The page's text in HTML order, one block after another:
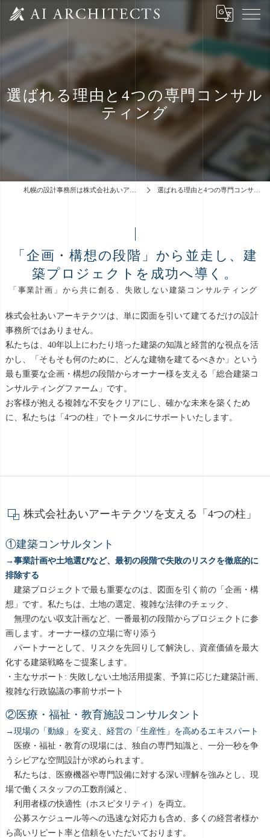
選ばれる理由と4つの専門コンサル
ティング
選ばれる理由と4つの専門コンサルティング
「事業計画」から共に創る、失敗しない建築コンサルティング
「企画・構想の段階」から並走し、建
築プロジェクトを成功へ導く。
株式会社あいアーキテクツは、単に図面を引いて建てるだけの設計
事務所ではありません。
私たちは、40年以上にわたり培った建築の知識と経営的な視点を活
かし、「そもそも何のために、どんな建物を建てるべきか」という
最も重要な企画・構想の段階からオーナー様を支える「総合建築コ
ンサルティングファーム」です。
お客様が抱える複雑な不安をクリアにし、確かな未来を築くため
に、私たちは「4つの柱」でトータルにサポートいたします。
株式会社あいアーキテクツを支える「4つの柱」
①建築コンサルタント
→事業計画や土地選びなど、最初の段階で失敗のリスクを徹底的に
排除する
建築プロジェクトで最も重要なのは、図面を引く前の「企画・構
想」です。私たちは、土地の選定、複雑な法律のチェック、
無理のない収支計画など、一番最初の段階からプロジェクトに参
画します。オーナー様の立場に寄り添う
パートナーとして、リスクを先回りして解決し、資産価値を最大
化する建築戦略をご提案します。
・主なサポート: 失敗しない土地活用提案、予算に応じた建築計画、
複雑な行政協議の事前サポート
②医療・福祉・教育施設コンサルタント
→現場の「動線」を変え、経営の「生産性」を高めるエキスパート
医療・福祉・教育の現場には、独自の専門知識と、一分一秒を争
うシビアな空間設計が求められます。
私たちは、医療機器や専門設備に対する深い理解を強みとし、現
場で働くスタッフの工数削減と、
利用者様の快適性（ホスピタリティ）を両立。
公募スケジュール等への迅速な対応力も含め、多くの経営者様か
ら高いリピート率と信頼をいただいております。